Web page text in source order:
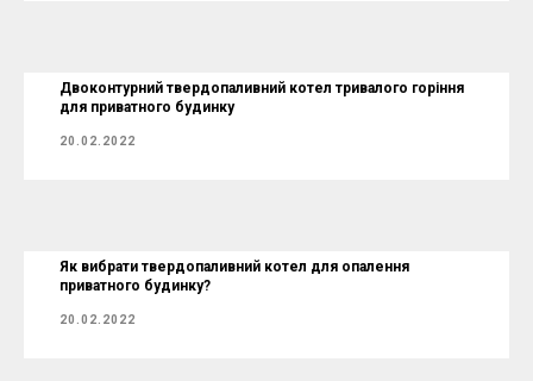
Двоконтурний твердопаливний котел тривалого горіння
для приватного будинку
20.02.2022
Як вибрати твердопаливний котел для опалення
приватного будинку?
20.02.2022